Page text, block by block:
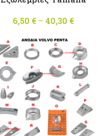
6,50 € – 40,30 €
6,50 €
40,30